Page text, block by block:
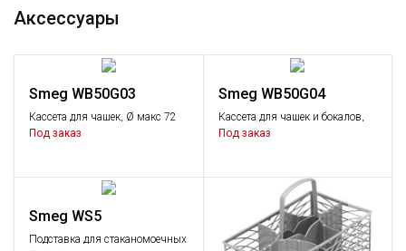
Аксессуары
Smeg WB50G03
Кассета для чашек, Ø макс 72
мм.
Под заказ
Smeg WB50G04
Кассета для чашек и бокалов,
максимальный Ø135 мм.
Под заказ
Smeg WS5
Подставка для стаканомоечных